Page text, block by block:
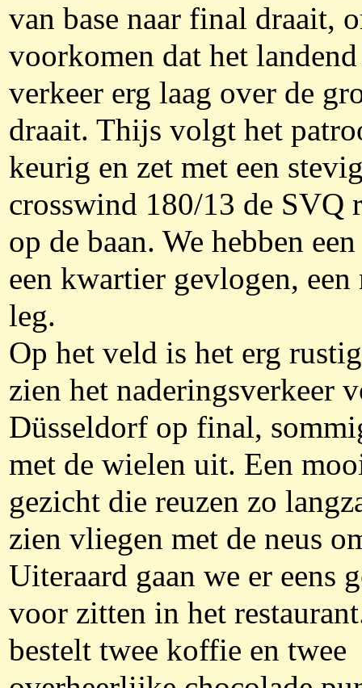
van base naar final draait,
voorkomen dat het landend
verkeer erg laag over de
draait. Thijs volgt het
keurig en zet met een
crosswind 180/13 de SVQ
op de baan. We hebben
een kwartier gevlogen, een
leg.
Op het veld is het erg
zien het naderingsverkeer
Düsseldorf op final,
met de wielen uit. Een
gezicht die reuzen zo
zien vliegen met de neus
Uiteraard gaan we er eens
voor zitten in het
bestelt twee koffie en twee